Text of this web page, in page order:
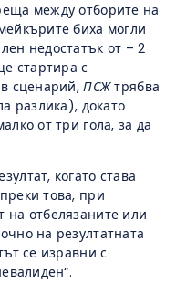
между отборите на
биха могли
недостатък от – 2
стартира с
сценарий,ПСЖтрябва
разлика), докато
от три гола, за да
когато става
това, при
отбелязаните или
на резултатната
се изравни с